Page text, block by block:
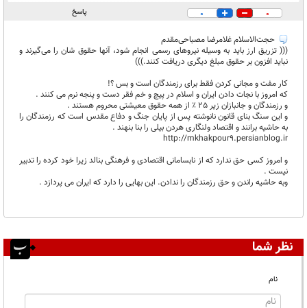
در انتظار بررسی:۱
0
0 پاسخ
حجت‌الاسلام غلامرضا مصباحی‌مقدم
((( تزریق ارز باید به وسیله نیروهای رسمی انجام شود، آنها حقوق شان را می‌گیرند و
نباید افزون بر حقوق مبلغ دیگری دریافت کنند.)))
کار مفت و مجانی کردن فقط برای رزمندگان است و بس ؟!
که امروز با نجات دادن ایران و اسلام در پیچ و خم فقر دست و پنجه نرم می کنند .
و رزمندگان و جانبازان زیر 25 ٪ از همه حقوق معیشتی محروم هستند .
و این سنگ بنای قانون نانوشته پس از پایان جنگ و دفاع مقدس است که رزمندگان را
به حاشیه برانند و اقتصاد ولنگاری هردن بیلی را بنا بنهند .
http://mkhakpour9.persianblog.ir
و امروز کسی حق ندارد که از نابسامانی اقتصادی و فرهنگی بنالد زیرا خود کرده را تدبیر
نیست .
وبه حاشیه راندن و حق رزمندگان را ندادن. این بهایی را دارد که ایران می پردازد .
نظر شما
نام